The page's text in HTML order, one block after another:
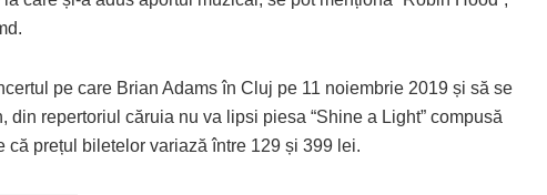
pe care Brian Adams în Cluj pe 11 noiembrie 2019 și să se
din repertoriul căruia nu va lipsi piesa “Shine a Light” compusă
că prețul biletelor variază între 129 și 399 lei.